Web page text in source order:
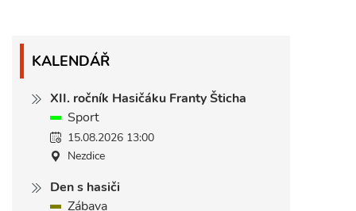
KALENDÁŘ
XII. ročník Hasičáku Franty Šticha
Sport
15.08.2026 13:00
Nezdice
Den s hasiči
Zábava